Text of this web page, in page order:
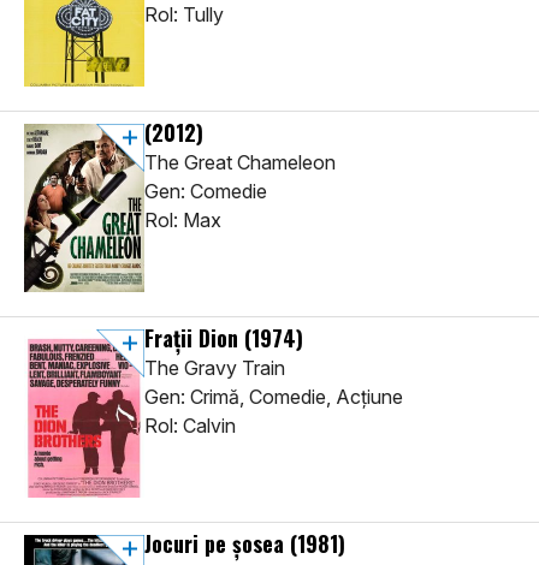
Rol: Tully
(2012)
The Great Chameleon
Gen: Comedie
Rol: Max
Frații Dion (1974)
The Gravy Train
Gen: Crimă, Comedie, Acţiune
Rol: Calvin
Jocuri pe șosea (1981)